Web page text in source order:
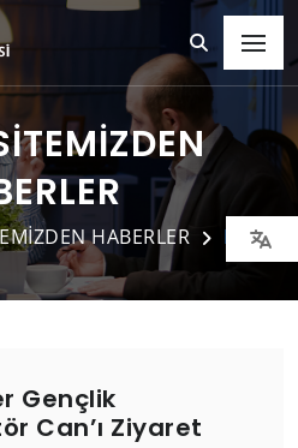
HABERLER Detay
Gençlik
Can’ı Ziyaret